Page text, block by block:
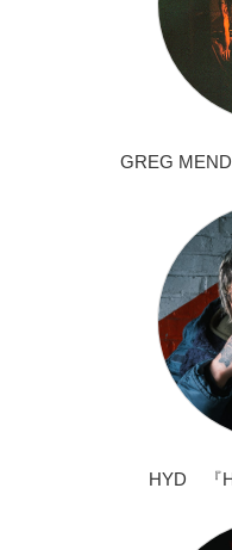
GREG
HYD 『